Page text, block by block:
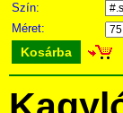
Szín:
Méret:
Kosárba